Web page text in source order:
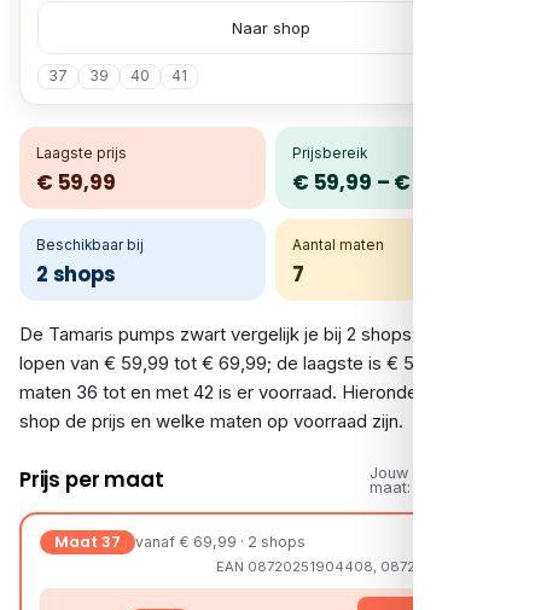
37 39 40 41
Naar shop
Laagste prijs
€ 59,99
Prijsbereik
€ 59,99 – € 69,99
Beschikbaar bij
2 shops
Aantal maten
7
De Tamaris pumps zwart vergelijk je bij 2 shops. De prijzen
lopen van € 59,99 tot € 69,99; de laagste is € 59,99. In de
maten 36 tot en met 42 is er voorraad. Hieronder zie je per
shop de prijs en welke maten op voorraad zijn.
Prijs per maat
Jouw
maat:
Maat 37 vanaf € 69,99 · 2 shops
EAN 08720251904408, 08721108269794